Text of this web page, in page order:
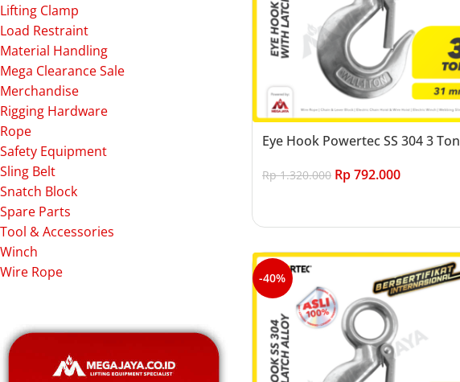
Lifting Clamp
Load Restraint
Material Handling
Mega Clearance Sale
Merchandise
Rigging Hardware
Rope
Safety Equipment
Sling Belt
Snatch Block
Spare Parts
Tool & Accessories
Winch
Wire Rope
Eye Hook Powertec SS 304 3 Ton
Rp1.320.000 Rp792.000
-40%